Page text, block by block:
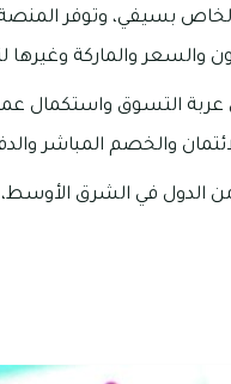
بسيفي، وتوفر
والسعر والماركة
عربة التسوق واستكمال
والخصم المباشر
الدول في الشرق